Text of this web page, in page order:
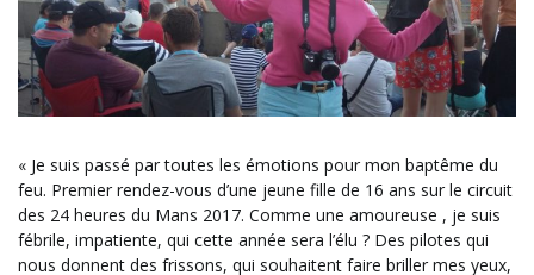
« Je suis passé par toutes les émotions pour mon baptême du
feu. Premier rendez-vous d’une jeune fille de 16 ans sur le circuit
des 24 heures du Mans 2017. Comme une amoureuse , je suis
fébrile, impatiente, qui cette année sera l’élu ? Des pilotes qui
nous donnent des frissons, qui souhaitent faire briller mes yeux,